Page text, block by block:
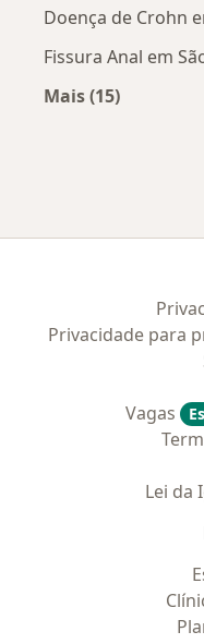
Doença de Crohn
Fissura Anal em
Mais (15)
Privacidade para
Vagas
Lei da